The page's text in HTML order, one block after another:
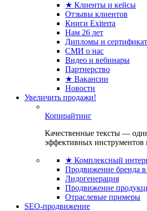
★ Клиенты и кейсы
Отзывы клиентов
Книги Exiterra
Нам 26 лет
Дипломы и
СМИ о нас
Видео и вебинары
Партнерство
★ Вакансии
Новости
Увеличить продажи!
Копирайтинг
Качественные тексты —
эффективных инструментов
★ Комплексный
Продвижение бренда в
Лидогенерация
Продвижение
Отраслевые примеры
SEO-продвижение